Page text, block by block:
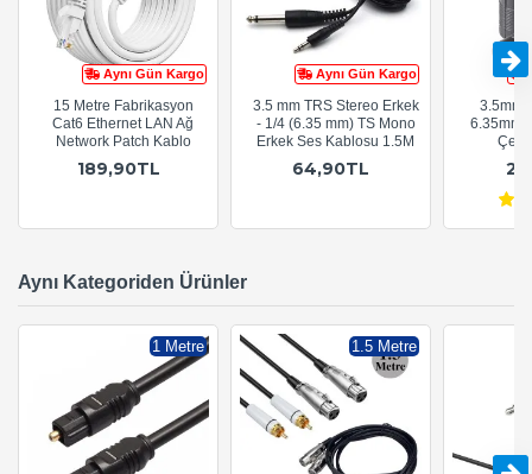
Aynı Gün Kargo
15 Metre Fabrikasyon
Cat6 Ethernet LAN Ağ
Network Patch Kablo
189,90TL
Aynı Gün Kargo
3.5 mm TRS Stereo Erkek
- 1/4 (6.35 mm) TS Mono
Erkek Ses Kablosu 1.5M
64,90TL
3.5mm
6.35mm
Aynı Kategoriden Ürünler
1 Metre 1.5 Metre